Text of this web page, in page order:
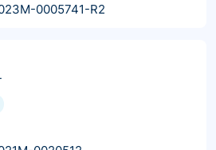
0005741-R2